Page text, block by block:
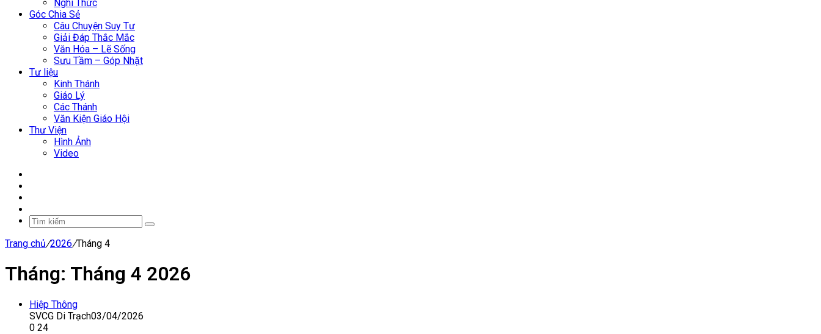
Nghi Thức
Góc Chia Sẻ
Câu Chuyện Suy Tư
Giải Đáp Thắc Mắc
Văn Hóa – Lẽ Sống
Sưu Tầm – Góp Nhặt
Tư liệu
Kinh Thánh
Giáo Lý
Các Thánh
Văn Kiện Giáo Hội
Thư Viện
Hình Ảnh
Video
Tìm
Trang chủ/2026/Tháng 4
Tháng: Tháng 4 2026
Hiệp Thông
SVCG Di Trạch03/04/2026
0 24